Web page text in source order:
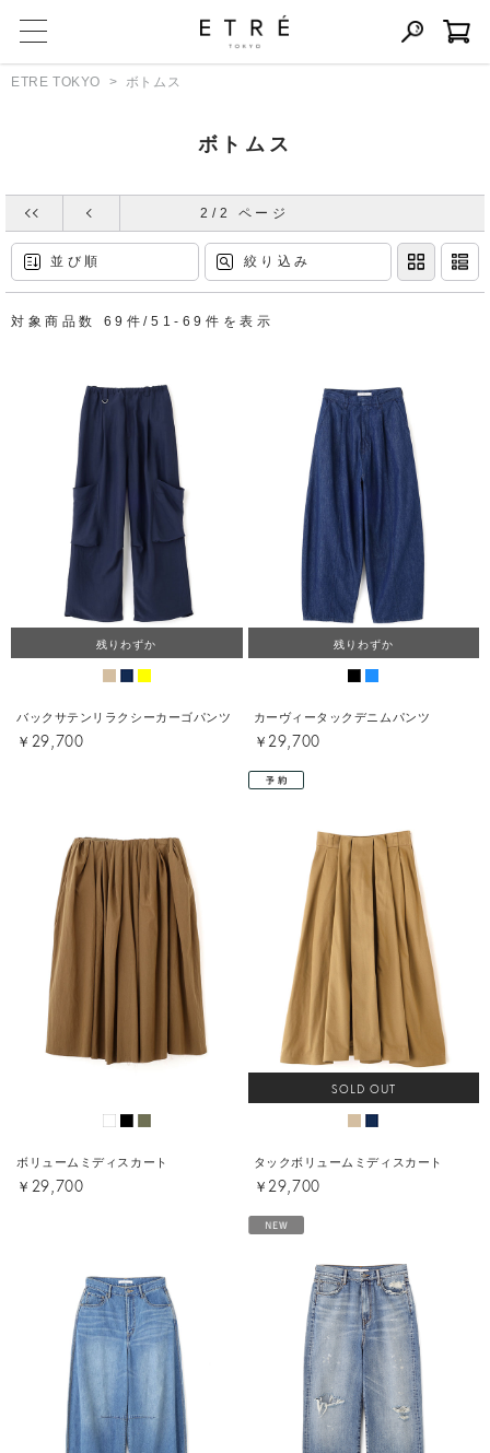
ETRE TOKYO ボトムス
ボトムス
2/2 ページ
並び順 絞り込み
対象商品数 69件/51-69件を表示
残りわずか
バックサテンリラクシーカーゴパンツ
￥29,700
残りわずか
カーヴィータックデニムパンツ
￥29,700
ボリュームミディスカート
￥29,700
SOLD OUT
タックボリュームミディスカート
￥29,700